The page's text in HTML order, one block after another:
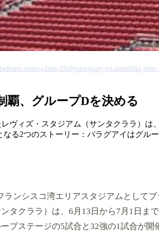
santa-clara-fifa#paraguay-vs-australia-
覇、グループDを決める
ヴィズ・スタジアム（サンタクララ）は
る2つのストーリー：パラグアイはグル
ンシスコ湾エリアスタジアムとしてブ
タクララ）は、6月13日から7月1日ま
プステージの5試合と32強の1試合が